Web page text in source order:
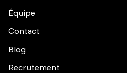
Équipe
Contact
Blog
Recrutement